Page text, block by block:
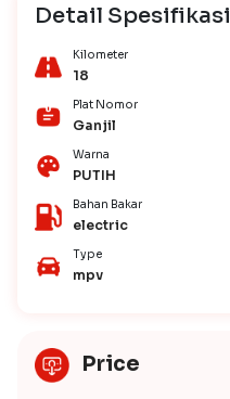
Detail Spesifikasi
Kilometer
18
Plat Nomor
Ganjil
Warna
PUTIH
Bahan Bakar
electric
Type
mpv
Price